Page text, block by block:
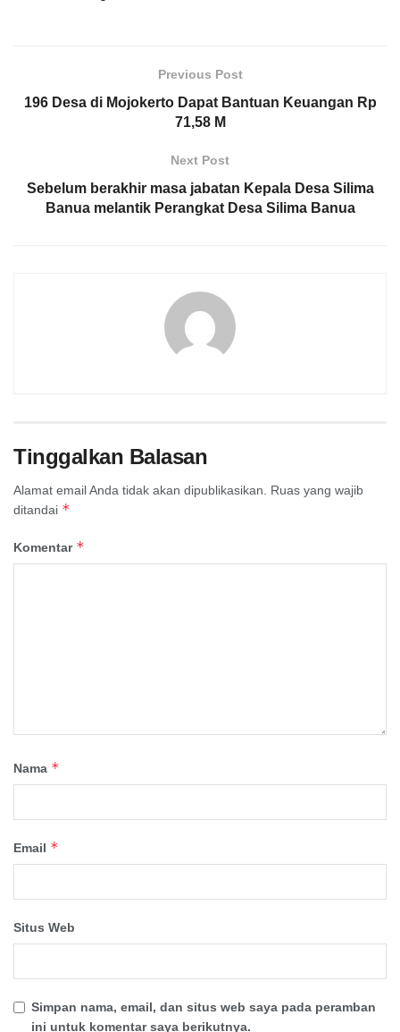
Previous Post
196 Desa di Mojokerto Dapat Bantuan Keuangan Rp
71,58 M
Next Post
Sebelum berakhir masa jabatan Kepala Desa Silima
Banua melantik Perangkat Desa Silima Banua
Tinggalkan Balasan
Alamat email Anda tidak akan dipublikasikan.
Ruas yang wajib
ditandai *
Komentar *
Nama *
Email *
Situs Web
Simpan nama, email, dan situs web saya pada peramban
ini untuk komentar saya berikutnya.